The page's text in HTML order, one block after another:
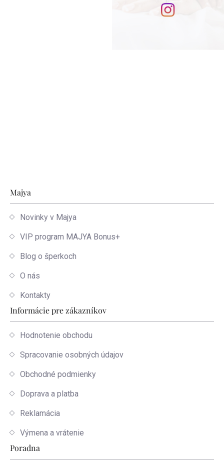
Zápätie
Majya
Novinky v Majya
VIP program MAJYA Bonus+
Blog o šperkoch
O nás
Kontakty
Informácie pre zákazníkov
Hodnotenie obchodu
Spracovanie osobných údajov
Obchodné podmienky
Doprava a platba
Reklamácia
Výmena a vrátenie
Poradna